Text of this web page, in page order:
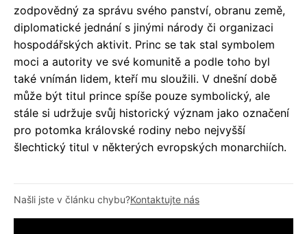
zodpovědný za správu svého panství, obranu země,
diplomatické jednání s jinými národy či organizaci
hospodářských aktivit. Princ se tak stal symbolem
moci a autority ve své komunitě a podle toho byl
také vnímán lidem, kteří mu sloužili. V dnešní době
může být titul prince spíše pouze symbolický, ale
stále si udržuje svůj historický význam jako označení
pro potomka královské rodiny nebo nejvyšší
šlechtický titul v některých evropských monarchiích.
Našli jste v článku chybu?Kontaktujte nás